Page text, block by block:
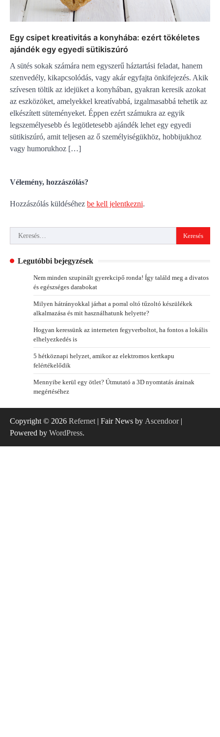
Egy csipet kreativitás a konyhába: ezért tökéletes
ajándék egy egyedi sütikiszúró
A sütés sokak számára nem egyszerű háztartási feladat, hanem
szenvedély, kikapcsolódás, vagy akár egyfajta önkifejezés. Akik
szívesen töltik az idejüket a konyhában, gyakran keresik azokat
az eszközöket, amelyekkel kreatívabbá, izgalmasabbá tehetik az
elkészített süteményeket. Éppen ezért számukra az egyik
legszemélyesebb és legötletesebb ajándék lehet egy egyedi
sütikiszúró, amit teljesen az ő személyiségükhöz, hobbijukhoz
vagy humorukhoz […]
Vélemény, hozzászólás?
Hozzászólás küldéséhez be kell jelentkezni.
Keresés:
Legutóbbi bejegyzések
Nem minden szupinált gyerekcipő ronda! Így találd meg a divatos
és egészséges darabokat
Milyen hátrányokkal járhat a porral oltó tűzoltó készülékek
alkalmazása és mit használhatunk helyette?
Hogyan keressünk az interneten fegyverboltot, ha fontos a lokális
elhelyezkedés is
5 hétköznapi helyzet, amikor az elektromos kertkapu
felértékelődik
Mennyibe kerül egy ötlet? Útmutató a 3D nyomtatás árainak
megértéséhez
Copyright © 2026 Refernet | Fair News by Ascendoor|
Powered by WordPress.